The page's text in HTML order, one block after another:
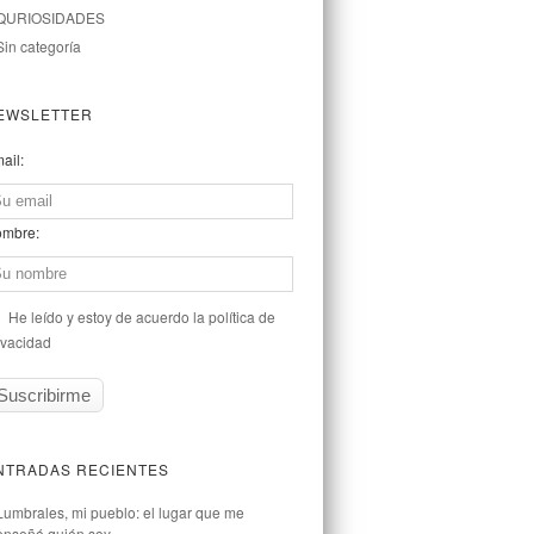
categoría
He leído y estoy de acuerdo la política de
RECIENTES
mi pueblo: el lugar que me